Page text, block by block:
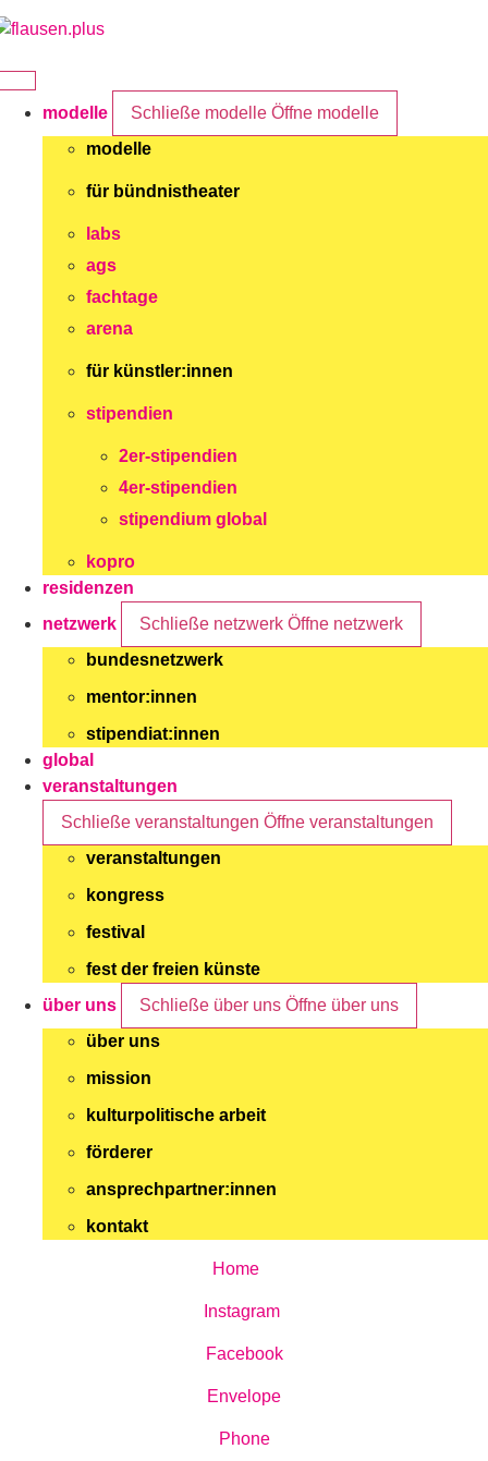
Zum
modelle
Schließe modelle Öffne modelle
modelle
für bündnistheater
labs
ags
fachtage
arena
für künstler:innen
stipendien
2er-stipendien
4er-stipendien
stipendium global
kopro
residenzen
netzwerk
Schließe netzwerk Öffne netzwerk
bundesnetzwerk
mentor:innen
stipendiat:innen
global
veranstaltungen
Schließe veranstaltungen Öffne veranstaltungen
veranstaltungen
kongress
festival
fest der freien künste
über uns
Schließe über uns Öffne über uns
über uns
mission
kulturpolitische arbeit
förderer
ansprechpartner:innen
kontakt
Home
Instagram
Facebook
Envelope
Phone